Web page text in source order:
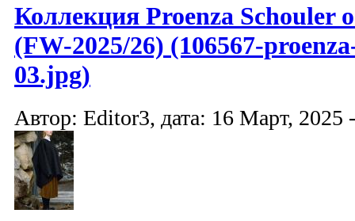
Коллекция Proenza Schouler
(FW-2025/26) (106567-
03.jpg)
Автор: Editor3, дата: 16 Март, 2025